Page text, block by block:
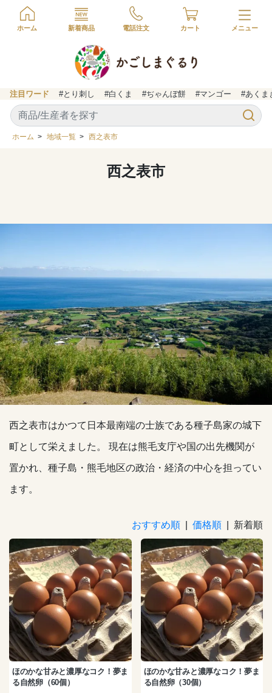
ホーム 新着商品 電話注文 カート
注目ワード #とり刺し #白くま #ぢゃんぼ餅 #マンゴー #あくま
ホーム > 地域一覧 > 西之表市
西之表市
西之表市はかつて日本最南端の士族である種子島家の城下
町として栄えました。 現在は熊毛支庁や国の出先機関が
置かれ、種子島・熊毛地区の政治・経済の中心を担ってい
ます。
おすすめ順 価格順 | 新着順
ほのかな甘みと濃厚なコク！夢ま
る自然卵（60個）
ほのかな甘みと濃厚なコク！夢ま
る自然卵（30個）